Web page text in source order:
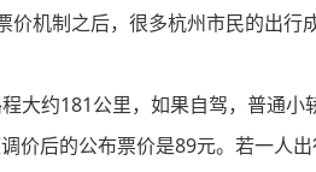
机制之后，很多杭州市民的出行
约181公里，如果自驾，普通小
价后的公布票价是89元。若一人